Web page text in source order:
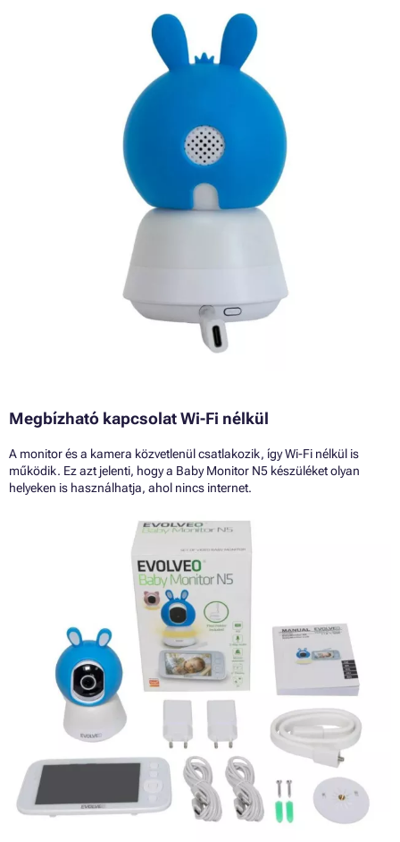
Megbízható kapcsolat Wi-Fi nélkül
A monitor és a kamera közvetlenül csatlakozik, így Wi-Fi nélkül is
működik. Ez azt jelenti, hogy a Baby Monitor N5 készüléket olyan
helyeken is használhatja, ahol nincs internet.